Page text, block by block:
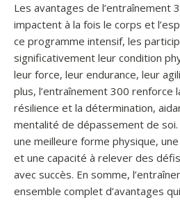
Les avantages de l’entraînement
impactent à la fois le corps et
ce programme intensif, les
significativement leur condition
leur force, leur endurance, leur
plus, l’entraînement 300 renforce
résilience et la détermination,
mentalité de dépassement de
une meilleure forme physique,
et une capacité à relever des
avec succès. En somme,
ensemble complet d’avantages